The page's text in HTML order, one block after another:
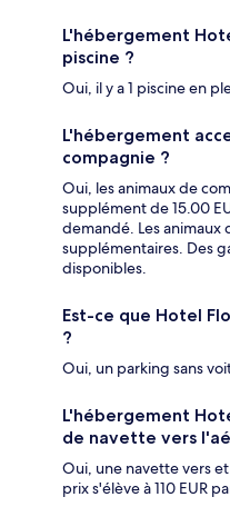
L'hébergement
piscine ?
Oui, il y a 1 piscine en
L'hébergement
compagnie ?
Oui, les animaux de
supplément de 15.00
demandé. Les animaux
supplémentaires. Des
disponibles.
Est-ce que Hotel
?
Oui, un parking sans
L'hébergement
de navette vers
Oui, une navette vers
prix s'élève à 110 EUR